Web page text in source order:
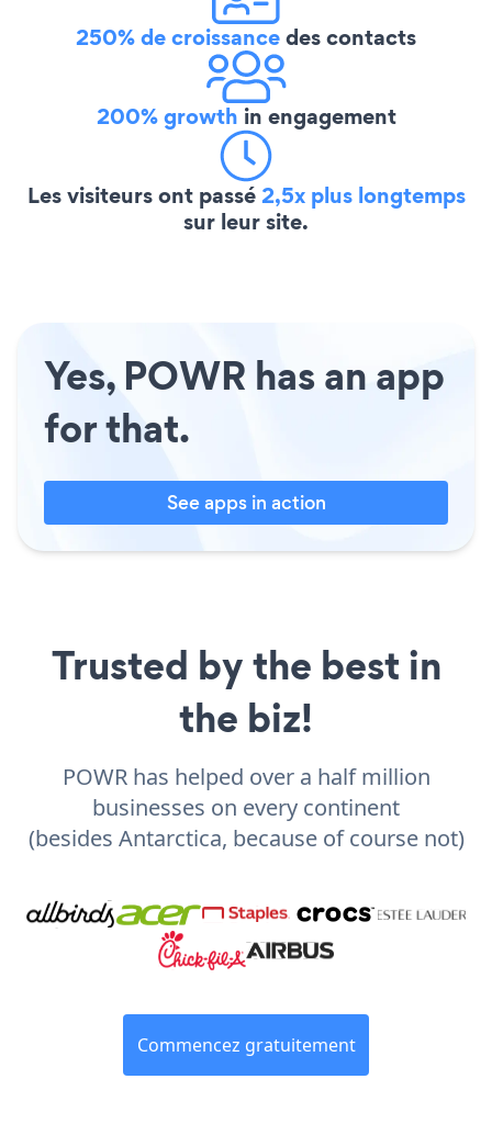
250% de croissancedes contacts
200% growth in engagement
Les visiteurs ont passé2,5x plus longtemps
sur leur site.
Yes, POWR has an app
for that.
See apps in action
Trusted by the best in
the biz!
POWR has helped over a half million
businesses on every continent
(besides Antarctica, because of course not)
Commencez gratuitement